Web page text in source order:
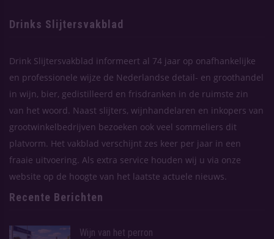
Drinks Slijtersvakblad
Drink Slijtersvakblad informeert al 74 jaar op onafhankelijke
en professionele wijze de Nederlandse detail- en groothandel
in wijn, bier, gedistilleerd en frisdranken in de ruimste zin
van het woord. Naast slijters, wijnhandelaren en inkopers van
grootwinkelbedrijven bezoeken ook veel sommeliers dit
platvorm. Het vakblad verschijnt zes keer per jaar in een
fraaie uitvoering. Als extra service houden wij u via onze
website op de hoogte van het laatste actuele nieuws.
Recente Berichten
Wijn van het perron